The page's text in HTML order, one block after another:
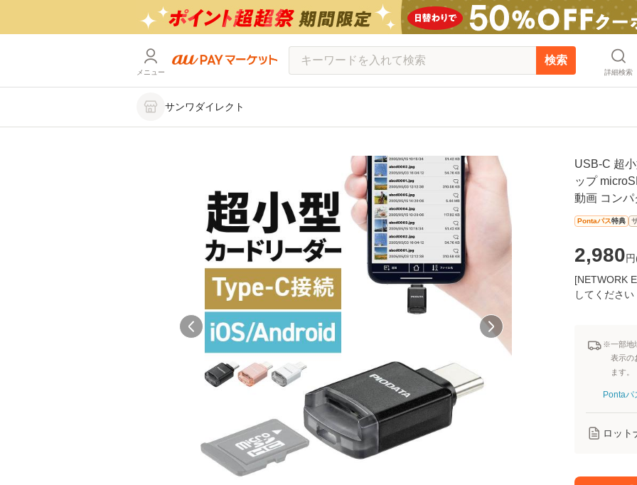
メニュー
検索
詳細検索
サンワダイレクト
USB-C 超
ップ
動画 コン
Pontaパス特典
2,980
[NETWORK
してください
※一部地
表示の
ます。
Ponta
ロット